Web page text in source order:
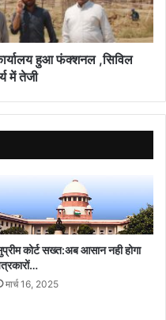
हुआ फंक्शनल ,सिविल
में तेजी
कोर्ट सख्त:अब आसान नही होगा
मार्च 16, 2025